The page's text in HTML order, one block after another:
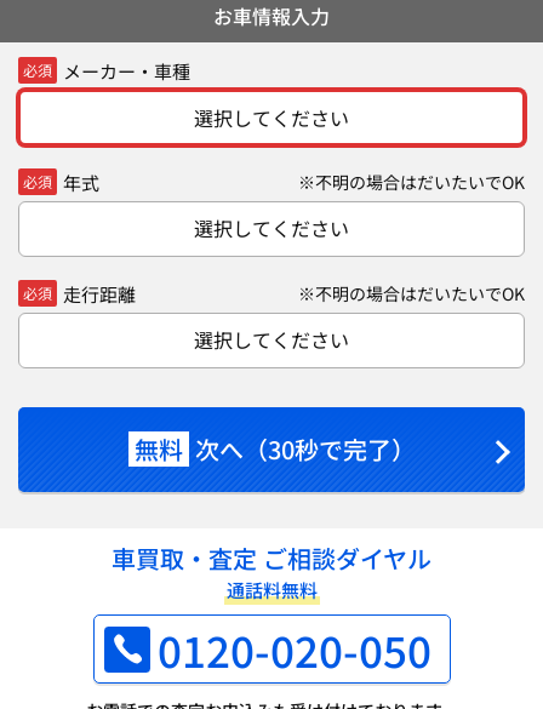
お車情報入力
必須 メーカー・車種
選択してください
必須 年式 ※不明の場合はだいたいでOK
選択してください
必須 走行距離 ※不明の場合はだいたいでOK
選択してください
無料 次へ（30秒で完了）
車買取・査定 ご相談ダイヤル
通話料無料
0120-020-050